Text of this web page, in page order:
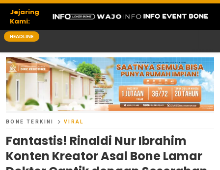
Jejaring
Kami:
HEADLINE
BONE TERKINI VIRAL
Fantastis! Rinaldi Nur Ibrahim
Konten Kreator Asal Bone Lamar